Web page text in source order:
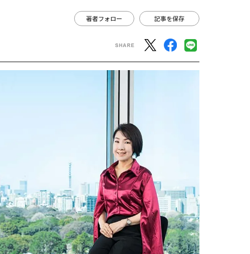
著者フォロー 記事を保存